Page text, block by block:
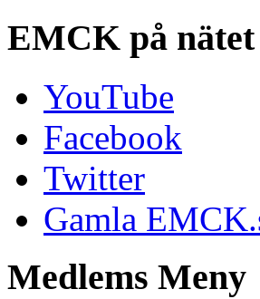
EMCK på nätet
YouTube
Facebook
Twitter
Gamla
Medlems Meny